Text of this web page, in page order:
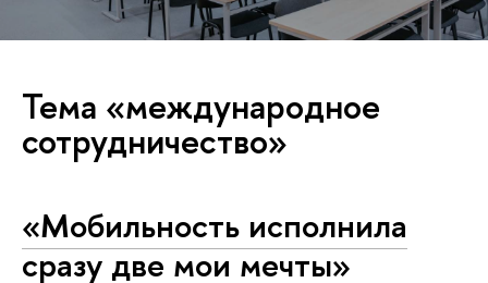
Тема «международное
сотрудничество»
«Мобильность исполнила
сразу две мои мечты»